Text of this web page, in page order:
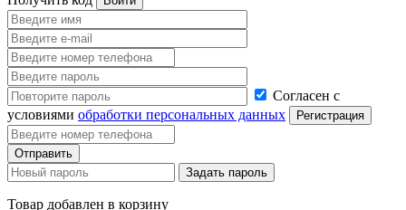
Согласен с
условиями обработки персональных данных
Товар добавлен в корзину